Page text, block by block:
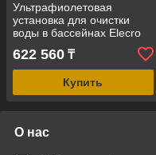
Ультрафиолетовая
установка для очистки
воды в бассейнах Elecro
Quantum Q65UK
(мощность = 55 Вт)
622 560 ₸
Купить
О нас